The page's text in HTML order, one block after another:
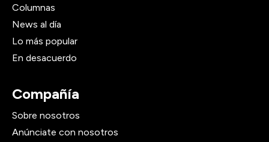
Columnas
News al día
Lo más popular
En desacuerdo
Compañía
Sobre nosotros
Anúnciate con nosotros